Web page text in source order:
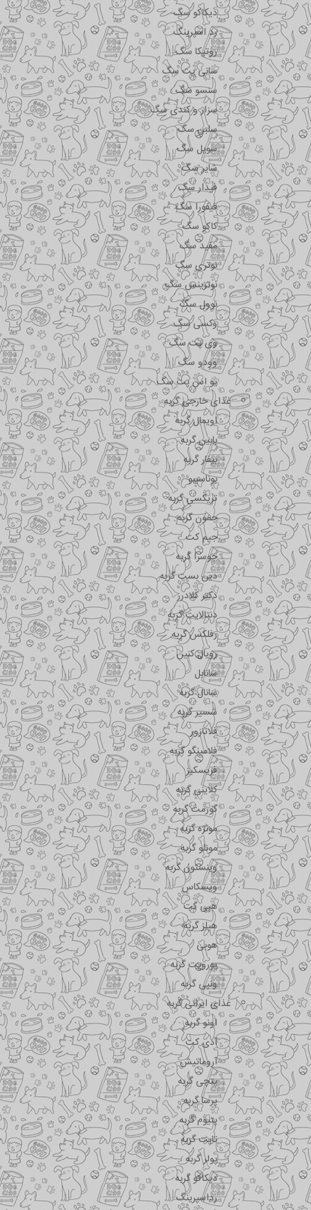
دیکاکو سگ
رد اسپرینگ
روتیکا سگ
سانی پت سگ
سنسو سگ
سزار و کندی سگ
سلبن سگ
سویل سگ
شایر سگ
فیدار سگ
فیفورا سگ
کاکو سگ
مفید سگ
نوتری سگ
نوترینس سگ
نوول سگ
وکسی سگ
وی پت سگ
وودو سگ
یو اس پت سگ
غذای خارجی گربه
اویمال گربه
بابین گربه
بیفار گربه
بوناسیبو
تریکسی گربه
جمون گربه
جیم کت
جوسرا گربه
دین بست گربه
دکتر کلادرز
دنتالایت گربه
رفلکس گربه
رویال کنین
سانابل
سانال گربه
شسیر گربه
فلاتازور
فلامینگو گربه
فریسکیز
کلاینی گربه
گورمت گربه
مونژه گربه
مونلو گربه
وینستون گربه
ویسکاس
هپی کت
هیلز گربه
هوبی
یوروپت گربه
ونپی گربه
غذای ایرانی گربه
اونو گربه
آدی کت
آروماتیش
پتچی گربه
پرسا گربه
پتیوم گربه
تاپت گربه
پولر گربه
دیکاکو گربه
رداسپرینگ